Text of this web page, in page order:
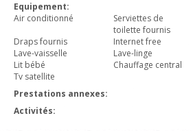
Equipement:
Air conditionné
Serviettes de
toilette fournis
Draps fournis
Internet free
Lave-vaisselle
Lave-linge
Lit bébé
Chauffage central
Tv satellite
Prestations annexes:
Activités: